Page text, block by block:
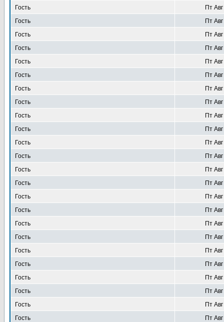
Гость
Пт
Гость
Пт
Гость
Пт
Гость
Пт
Гость
Пт
Гость
Пт
Гость
Пт
Гость
Пт
Гость
Пт
Гость
Пт
Гость
Пт
Гость
Пт
Гость
Пт
Гость
Пт
Гость
Пт
Гость
Пт
Гость
Пт
Гость
Пт
Гость
Пт
Гость
Пт
Гость
Пт
Гость
Пт
Гость
Пт
Гость
Пт